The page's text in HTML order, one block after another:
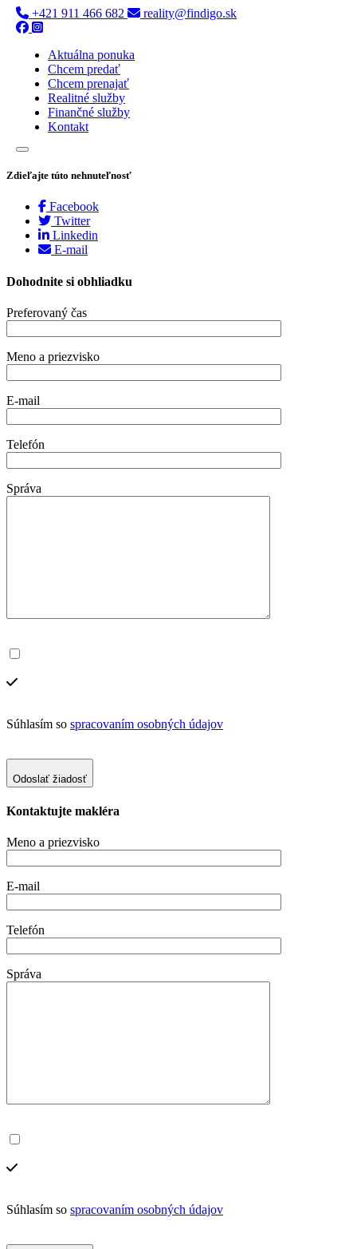
+421 911 466 682 reality@findigo.sk
Aktuálna ponuka
Chcem predať
Chcem prenajať
Realitné služby
Finančné služby
Kontakt
Zdieľajte túto nehnuteľnosť
Facebook
Twitter
Linkedin
E-mail
Dohodnite si obhliadku
Preferovaný čas
Meno a priezvisko
E-mail
Telefón
Správa
Súhlasím so spracovaním osobných údajov
Odoslať žiadosť
Kontaktujte makléra
Meno a priezvisko
E-mail
Telefón
Správa
Súhlasím so spracovaním osobných údajov